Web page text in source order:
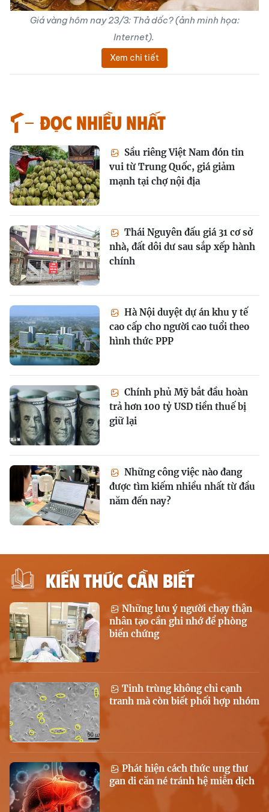
Giá vàng hôm nay 23/3: Thả dốc? (ảnh minh họa:
Internet).
Xem chi tiết
Đọc nhiều nhất
Sầu riêng Việt Nam đón tin
vui từ Trung Quốc, giá giảm
mạnh tại chợ nội địa
Thái Nguyên đấu giá 31 cơ sở
nhà, đất dôi dư sau sắp xếp hành
chính
Hà Nội duyệt dự án khu y tế
cao cấp cho người cao tuổi theo
hình thức PPP
Chính phủ Mỹ bắt đầu hoàn
trả hơn 100 tỷ USD tiền thuế bị
giữ lại
Những công việc nào đang
được tìm kiếm nhiều nhất từ đầu
năm đến nay?
KIẾN THỨC CẦN BIẾT
Những lưu ý người chạy thận
nhân tạo cần ghi nhớ để phòng
biến chứng
Tinh trùng không chỉ cạnh
tranh mà còn biết phối hợp nhóm
Phát hiện cách thức ung thư
gan di căn né tránh hệ miễn dịch